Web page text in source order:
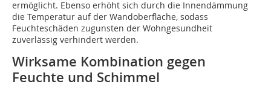
ermöglicht. Ebenso erhöht sich durch die Innendämmung
die Temperatur auf der Wandoberfläche, sodass
Feuchteschäden zugunsten der Wohngesundheit
zuverlässig verhindert werden.
Wirksame Kombination gegen
Feuchte und Schimmel